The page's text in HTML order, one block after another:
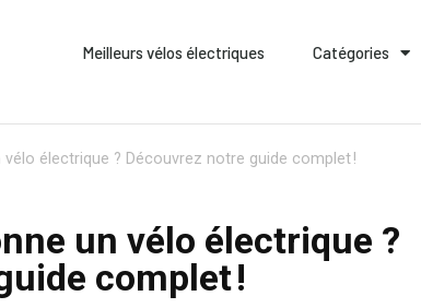
Meilleurs vélos électriques Catégories
électrique ? Découvrez notre guide complet !
un vélo électrique ?
complet !